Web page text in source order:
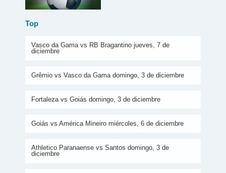
Top
Vasco da Gama vs RB Bragantino jueves, 7 de
diciembre
Grêmio vs Vasco da Gama domingo, 3 de diciembre
Fortaleza vs Goiás domingo, 3 de diciembre
Goiás vs América Mineiro miércoles, 6 de diciembre
Athletico Paranaense vs Santos domingo, 3 de
diciembre